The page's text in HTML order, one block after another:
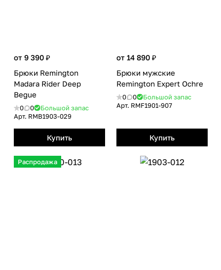
от 9 390 ₽
Брюки Remington
Madara Rider Deep
Begue
0 0
Большой запас
Арт. RMВ1903-029
Купить
от 14 890 ₽
Брюки мужские
Remington Еxpert Оchre
0 0
Большой запас
Арт. RMF1901-907
Купить
Распродажа